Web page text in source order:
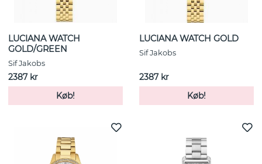
LUCIANA WATCH
GOLD/GREEN
Sif Jakobs
2387 kr
Køb!
LUCIANA WATCH GOLD
Sif Jakobs
2387 kr
Køb!